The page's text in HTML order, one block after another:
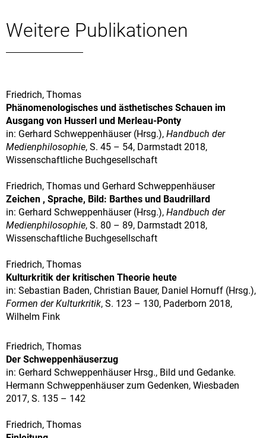
Weitere Publikationen
Friedrich, Thomas
Phänomenologisches und ästhetisches Schauen im
Ausgang von Husserl und Merleau-Ponty
in: Gerhard Schweppenhäuser (Hrsg.), Handbuch der
Medienphilosophie, S. 45 – 54, Darmstadt 2018,
Wissenschaftliche Buchgesellschaft
Friedrich, Thomas und Gerhard Schweppenhäuser
Zeichen , Sprache, Bild: Barthes und Baudrillard
in: Gerhard Schweppenhäuser (Hrsg.), Handbuch der
Medienphilosophie, S. 80 – 89, Darmstadt 2018,
Wissenschaftliche Buchgesellschaft
Friedrich, Thomas
Kulturkritik der kritischen Theorie heute
in: Sebastian Baden, Christian Bauer, Daniel Hornuff (Hrsg.),
Formen der Kulturkritik, S. 123 – 130, Paderborn 2018,
Wilhelm Fink
Friedrich, Thomas
Der Schweppenhäuserzug
in: Gerhard Schweppenhäuser Hrsg., Bild und Gedanke.
Hermann Schweppenhäuser zum Gedenken, Wiesbaden
2017, S. 135 – 142
Friedrich, Thomas